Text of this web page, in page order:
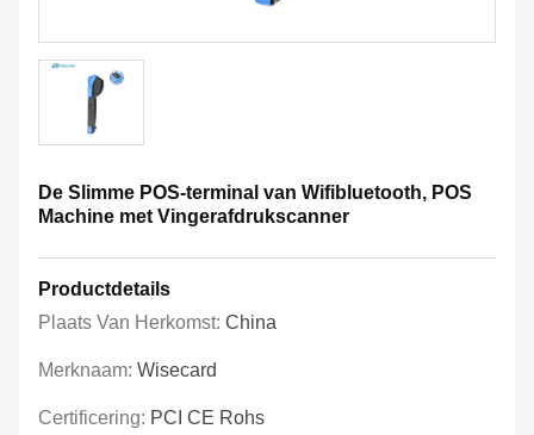
De Slimme POS-terminal van Wifibluetooth, POS
Machine met Vingerafdrukscanner
Productdetails
Plaats Van Herkomst: China
Merknaam: Wisecard
Certificering: PCI CE Rohs